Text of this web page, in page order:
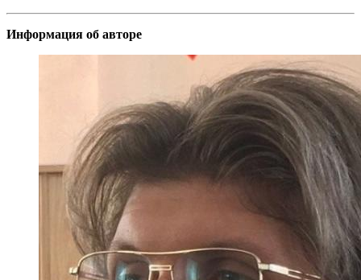
Информация об авторе